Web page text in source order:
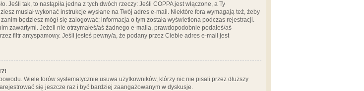
Jeśli tak, to nastąpiła jedna z tych dwóch rzeczy: Jeśli COPPA jest włączone, a Ty
musiał wykonać instrukcje wysłane na Twój adres e-mail. Niektóre fora wymagają też, żeby
będziesz mógł się zalogować; informacja o tym została wyświetlona podczas rejestracji.
zawartymi. Jeżeli nie otrzymałeś/aś żadnego e-maila, prawdopodobnie podałeś/aś
filtr antyspamowy. Jeśli jesteś pewny/a, że podany przez Ciebie adres e-mail jest
Wiele forów systematycznie usuwa użytkowników, którzy nic nie pisali przez dłuższy
się jeszcze raz i być bardziej zaangażowanym w dyskusje.